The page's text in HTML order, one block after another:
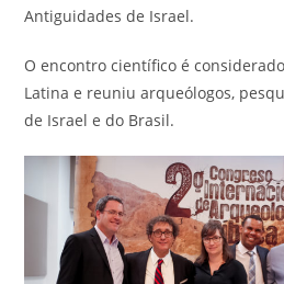
Antiguidades de Israel.
O encontro científico é
Latina e reuniu arqueólogos,
de Israel e do Brasil.